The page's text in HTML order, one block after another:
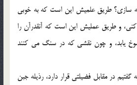
سازي؟ طريق علميش اين است كه به خوبي
و طريق عمليش اين است كه آنقدرآن را
يابد، و چون نقشي كه در سنگ مي كنند
در مقابل فضيلتي قرار دارد، رذيله جبن